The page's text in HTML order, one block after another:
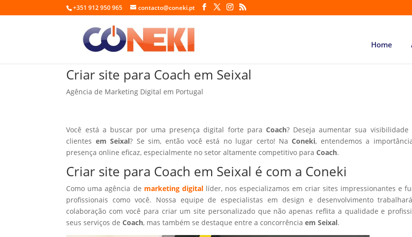
+351 912 950 965 contacto@coneki.pt
Home
Criar site para Coach em Seixal
Agência de Marketing Digital em Portugal
Você está a buscar por uma presença digital forte para Coach? Deseja aumentar sua
clientes em Seixal? Se sim, então você está no lugar certo! NaConeki, entendemos a
presença online eficaz, especialmente no setor altamente competitivo paraCoach.
Criar site para Coach em Seixal é com a Coneki
Como uma agência de marketing digitallíder, nos especializamos em criar sites impressionantes e
profissionais como você. Nossa equipe de especialistas em design e desenvolvimento
colaboração com você para criar um site personalizado que não apenas reflita a qualidade e
seus serviços deCoach, mas também se destaque entre a concorrênciaem Seixal.